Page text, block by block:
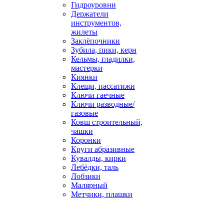
Гидроуровни
Держатели
инструментов,
жилеты
Заклёпочники
Зубила, пики, керн
Кельмы, гладилки,
мастерки
Киянки
Клещи, пассатижи
Ключи гаечные
Ключи разводные/
газовые
Ковш строительный,
чашки
Коронки
Круги абразивные
Кувалды, кирки
Лебёдки, таль
Лобзики
Малярный
Метчики, плашки